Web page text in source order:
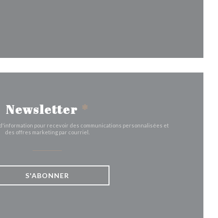
fenêtre))
Newsletter *
pour recevoir des communications personnalisées et
des offres marketing par courriel.
S'ABONNER